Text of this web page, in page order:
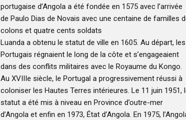
portugaise d’Angola a été fondée en 1575 avec l’arrivée
de Paulo Dias de Novais avec une centaine de familles
colons et quatre cents soldats
Luanda a obtenu le statut de ville en 1605. Au départ, les
Portugais régnaient le long de la côte et s’engageaient
dans des conflits militaires avec le Royaume du Kongo.
Au XVIIIe siècle, le Portugal a progressivement réussi à
coloniser les Hautes Terres intérieures. Le 11 juin 1951,
statut a été mis à niveau en Province d’outre-mer
d’Angola et enfin en 1973, État d’Angola. En 1975,